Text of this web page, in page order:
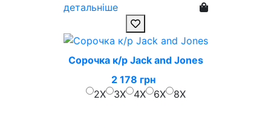
детальніше
Сорочка к/р Jack and Jones
2 178 грн
2X
3X 4X 6X 8X